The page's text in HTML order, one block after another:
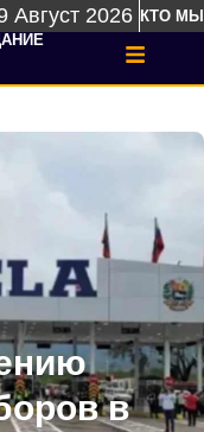
Август 2026 КТО МЫ
в